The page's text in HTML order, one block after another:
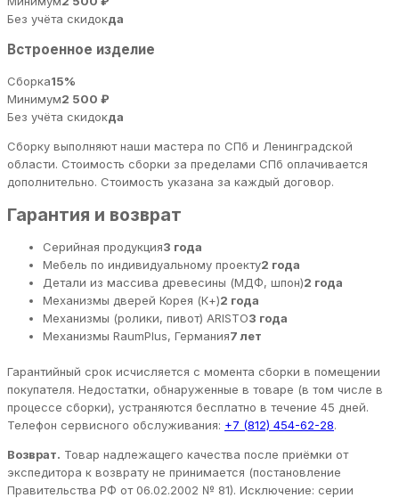
Без учёта скидокда
Встроенное изделие
Сборка15%
Минимум2 500 ₽
Без учёта скидокда
Сборку выполняют наши мастера по СПб и Ленинградской
области. Стоимость сборки за пределами СПб оплачивается
дополнительно. Стоимость указана за каждый договор.
Гарантия и возврат
Серийная продукция3 года
Мебель по индивидуальному проекту2 года
Детали из массива древесины (МДФ, шпон)2 года
Механизмы дверей Корея (К+)2 года
Механизмы (ролики, пивот) ARISTO3 года
Механизмы RaumPlus, Германия7 лет
Гарантийный срок исчисляется с момента сборки в помещении
покупателя. Недостатки, обнаруженные в товаре (в том числе в
процессе сборки), устраняются бесплатно в течение 45 дней.
Телефон сервисного обслуживания: +7 (812) 454-62-28.
Возврат. Товар надлежащего качества после приёмки от
экспедитора к возврату не принимается (постановление
Правительства РФ от 06.02.2002 № 81). Исключение: серии